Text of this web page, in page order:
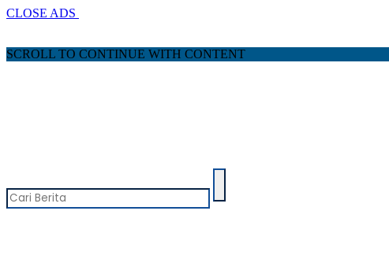
CLOSE ADS
SCROLL TO CONTINUE WITH CONTENT